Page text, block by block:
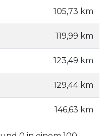
105,73 km
119,99 km
123,49 km
129,44 km
146,63 km